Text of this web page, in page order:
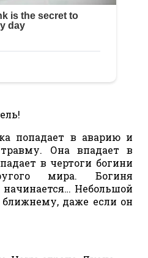
попадает в аварию и
Она впадает в
в чертоги богини
мира. Богиня
Небольшой
даже если он